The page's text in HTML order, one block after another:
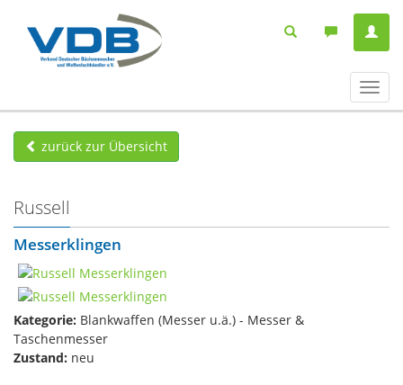
ein-/
zurück zur Übersicht
Russell
Messerklingen
Kategorie: Blankwaffen (Messer u.ä.) - Messer &
Taschenmesser
Zustand: neu